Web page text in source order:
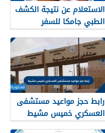
الاستعلام عن نتيجة الكشف
الطبي جامكا للسفر
للسعودية 1448
رابط حجز مواعيد مستشفى
العسكري خميس مشيط
1448